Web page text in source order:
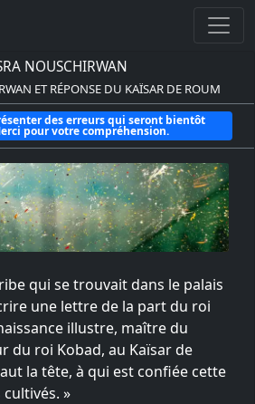
NOUSCHIRWAN
ET RÉPONSE DU KAÏSAR DE ROUM
des erreurs qui seront bientôt
pour votre compréhension.
qui se trouvait dans le palais
une lettre de la part du roi
illustre, maître du
du roi Kobad, au Kaïsar de
la tête, à qui est confiée cette
»